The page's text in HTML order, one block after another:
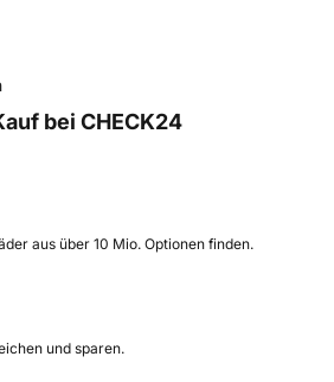
bei CHECK24
aus über 10 Mio. Optionen finden.
und sparen.